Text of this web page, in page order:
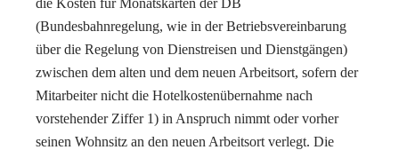
(Bundesbahnregelung, wie in der Betriebsvereinbarung
über die Regelung von Dienstreisen und Dienstgängen)
zwischen dem alten und dem neuen Arbeitsort, sofern der
Mitarbeiter nicht die Hotelkostenübernahme nach
vorstehender Ziffer 1) in Anspruch nimmt oder vorher
seinen Wohnsitz an den neuen Arbeitsort verlegt. Die